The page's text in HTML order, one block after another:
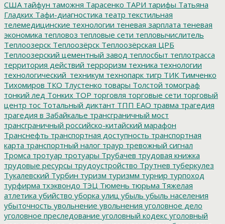
США тайфун таможня Тарасенко ТАРИ тарифы Татьяна
Гладких Тафи-диагностика театр текстильная
телемедицинские технологии теневая зарплата теневая
экономика тепловоз тепловые сети тепловычислитель
Теплоозерск Теплоозёрск Теплоозёрская ЦРБ
Теплоозерский цементный завод теплосбыт теплотрасса
территория действий терроризм техника технологии
технологический_техникум технопарк тигр ТИК Тимченко
Тихомиров ТКО Тлустенко товары Толстой томограф
тонкий лед Тонких ТОР торговля торговые сети торговый
центр тос Тотальный диктант ТПП ЕАО травма трагедия
трагедия в Забайкалье трансграничный мост
трансграничный российско-китайский марафон
Транснефть транспортная доступность транспортная
карта транспортный налог траур тревожный сигнал
Тромса тротуар тротуары Трубачев трудовая книжка
трудовые ресурсы трудоустройство Трутнев туберкулез
Тукалевский Турбин туризм туризмм турнир турпоход
турфирма тхэквондо ТЭЦ Тюмень тюрьма Тяжелая
атлетика убийство уборка улиц убыль убыль населения
убыточность увольнение увольнения уголовное дело
уголовное преследование уголовный кодекс уголовный